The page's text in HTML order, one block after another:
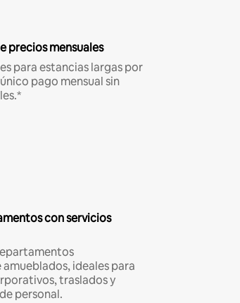
precios mensuales
para estancias largas por
pago mensual sin
con servicios
ideales para
traslados y
personal.